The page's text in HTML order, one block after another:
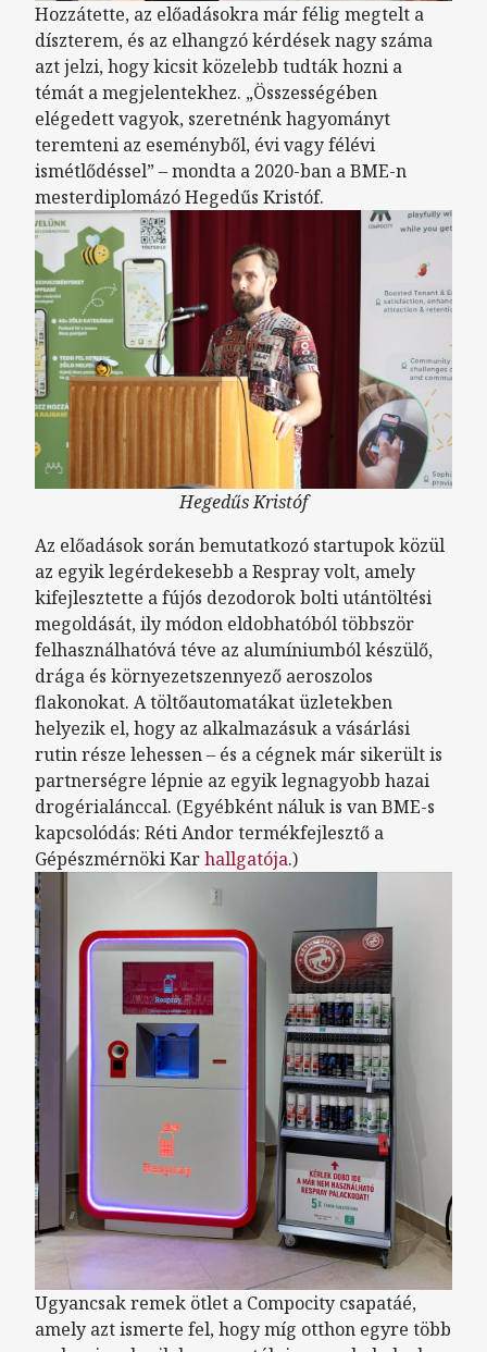
Hozzátette, az előadásokra már félig megtelt a
díszterem, és az elhangzó kérdések nagy száma
azt jelzi, hogy kicsit közelebb tudták hozni a
témát a megjelentekhez. „Összességében
elégedett vagyok, szeretnénk hagyományt
teremteni az eseményből, évi vagy félévi
ismétlődéssel” – mondta a 2020-ban a BME-n
mesterdiplomázó Hegedűs Kristóf.
Hegedűs Kristóf
Az előadások során bemutatkozó startupok közül
az egyik legérdekesebb a Respray volt, amely
kifejlesztette a fújós dezodorok bolti utántöltési
megoldását, ily módon eldobhatóból többször
felhasználhatóvá téve az alumíniumból készülő,
drága és környezetszennyező aeroszolos
flakonokat. A töltőautomatákat üzletekben
helyezik el, hogy az alkalmazásuk a vásárlási
rutin része lehessen – és a cégnek már sikerült is
partnerségre lépnie az egyik legnagyobb hazai
drogérialánccal. (Egyébként náluk is van BME-s
kapcsolódás: Réti Andor termékfejlesztő a
Gépészmérnöki Karhallgatója.)
Ugyancsak remek ötlet a Compocity csapatáé,
amely azt ismerte fel, hogy míg otthon egyre több